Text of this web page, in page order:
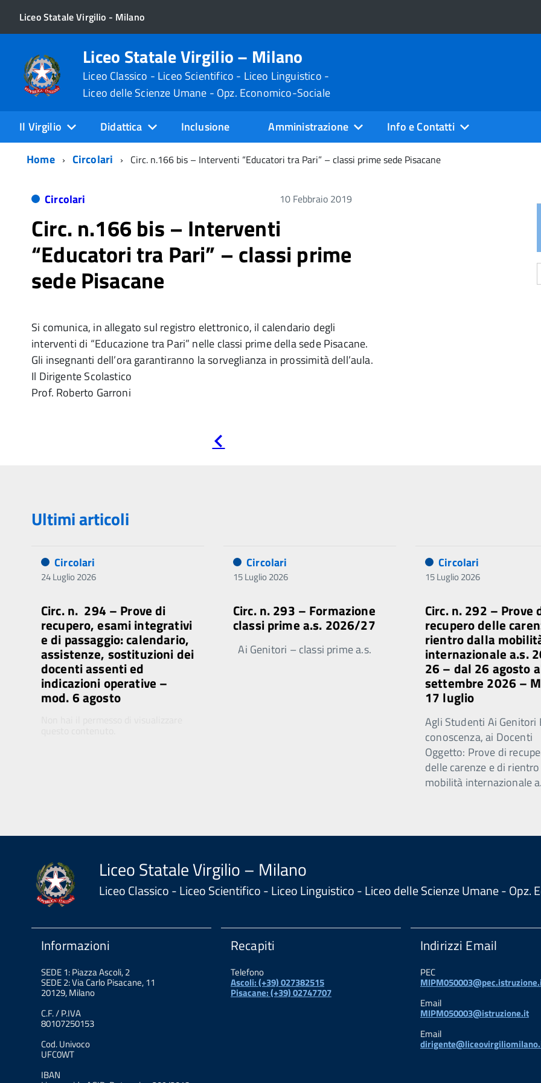
Liceo Statale Virgilio - Milano
Liceo Statale Virgilio – Milano
Liceo Classico - Liceo Scientifico - Liceo Linguistico -
Liceo delle Scienze Umane - Opz. Economico-Sociale
Il Virgilio Didattica Inclusione Amministrazione
Info e Contatti
Home
Circolari Circ. n.166 bis – Interventi “Educatori tra Pari” – classi prime sede Pisacane
Circolari 10 Febbraio 2019
Circ. n.166 bis – Interventi
“Educatori tra Pari” – classi prime
sede Pisacane
Si comunica, in allegato sul registro elettronico, il calendario degli
interventi di “Educazione tra Pari” nelle classi prime della sede Pisacane.
Gli insegnanti dell’ora garantiranno la sorveglianza in prossimità dell’aula.
Il Dirigente Scolastico
Prof. Roberto Garroni
precedente
Ultimi articoli
Circolari
24 Luglio 2026
Circ. n. 294 – Prove di
recupero, esami integrativi
e di passaggio: calendario,
assistenze, sostituzioni dei
docenti assenti ed
indicazioni operative –
mod. 6 agosto
Circolari
15 Luglio 2026
Circ. n. 293 – Formazione
classi prime a.s. 2026/27
Ai Genitori – classi prime a.s.
Circolari
15 Luglio 2026
Circ. n. 292 – Prove
recupero delle
rientro dalla
internazionale a.s.
26 – dal 26 agosto
settembre 2026 –
17 luglio
Agli Studenti Ai Genitori
conoscenza, ai Docenti
Oggetto: Prove di
delle carenze e di
mobilità internazionale a.
Liceo Statale Virgilio – Milano
Liceo Classico - Liceo Scientifico - Liceo Linguistico - Liceo delle Scienze Umane - Opz.
Informazioni
SEDE 1: Piazza Ascoli, 2
SEDE 2: Via Carlo Pisacane, 11
20129, Milano
C.F. / P.IVA
80107250153
Cod. Univoco
UFC0WT
IBAN
Recapiti
Telefono
Ascoli: (+39) 027382515
Pisacane: (+39) 02747707
Indirizzi Email
PEC
Email
MIPM050003@istruzione.it
Email